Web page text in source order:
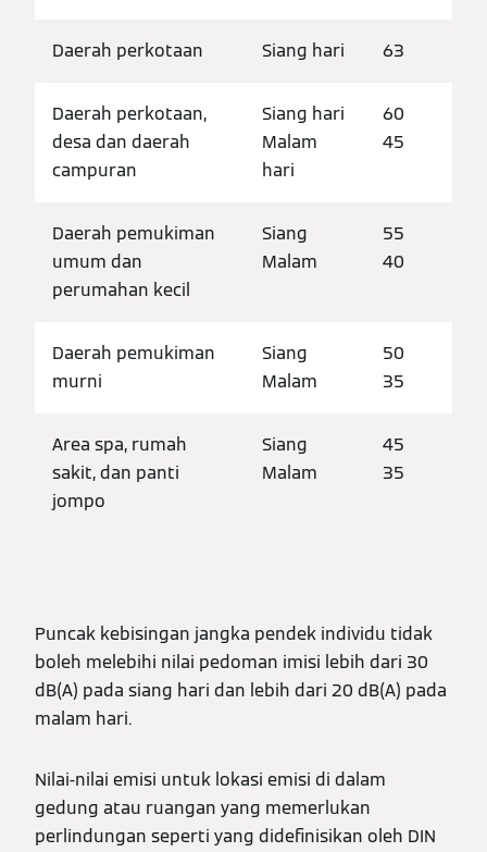
Daerah perkotaan Siang hari 63
Daerah perkotaan,
desa dan daerah
campuran
Siang hari
Malam
hari
60
45
Daerah pemukiman
umum dan
perumahan kecil
Siang
Malam
55
40
Daerah pemukiman
murni
Siang
Malam
50
35
Area spa, rumah
sakit, dan panti
jompo
Siang
Malam
45
35
Puncak kebisingan jangka pendek individu tidak
boleh melebihi nilai pedoman imisi lebih dari 30
dB(A) pada siang hari dan lebih dari 20 dB(A) pada
malam hari.
Nilai-nilai emisi untuk lokasi emisi di dalam
gedung atau ruangan yang memerlukan
perlindungan seperti yang didefinisikan oleh DIN